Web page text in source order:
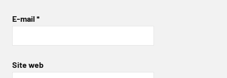
E-mail *
Site web